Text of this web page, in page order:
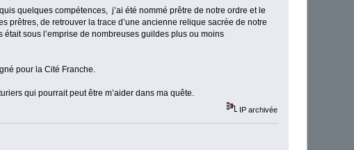
quelques compétences, j’ai été nommé prêtre de notre ordre et le
prêtres, de retrouver la trace d’une ancienne relique sacrée de notre
sous l’emprise de nombreuses guildes plus ou moins
pour la Cité Franche.
qui pourrait peut être m’aider dans ma quête.
IP archivée